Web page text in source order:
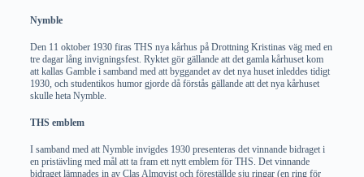
Nymble
Den 11 oktober 1930 firas THS nya kårhus på Drottning Kristinas väg med en
tre dagar lång invigningsfest. Ryktet gör gällande att det gamla kårhuset kom
att kallas Gamble i samband med att byggandet av det nya huset inleddes tidigt
1930, och studentikos humor gjorde då förstås gällande att det nya kårhuset
skulle heta Nymble.
THS emblem
I samband med att Nymble invigdes 1930 presenteras det vinnande bidraget i
en pristävling med mål att ta fram ett nytt emblem för THS. Det vinnande
bidraget lämnades in av Clas Almqvist och föreställde sju ringar (en ring för